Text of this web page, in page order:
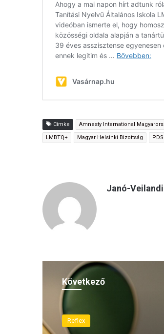
Címke Amnesty International
LMBTQ+ Magyar Helsinki Bizottság
Janó-
Következő
Reflex